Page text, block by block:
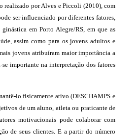
realizado por Alves e Piccoli (2010), com
ser influenciado por diferentes fatores,
em Porto Alegre/RS, em que as
assim como para os jovens adultos e
jovens atribuíram maior importância a
importante na interpretação dos fatores
lo fisicamente ativo (DESCHAMPS e
de um aluno, atleta ou praticante de
motivacionais pode colaborar com
de seus clientes. E a partir do número